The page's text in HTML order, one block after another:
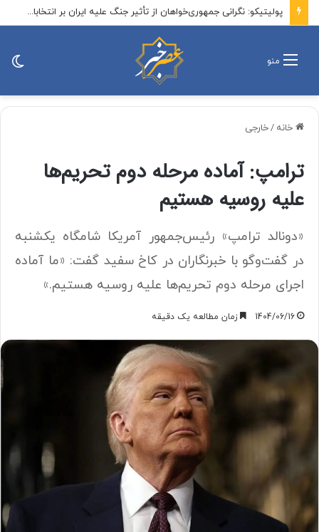
هشدار درباره فروش حواله‌های صوری خودروهای وارداتی
منو
خانه /خارجی
ترامپ: آماده مرحله دوم تحریم‌ها
علیه روسیه هستیم
«دونالد ترامپ» رئیس‌جمهور آمریکا شامگاه یکشنبه
در گفت‌وگو با خبرنگاران در کاخ سفید گفت: «ما آماده
اجرای مرحله دوم تحریم‌ها علیه روسیه هستیم.»
1404/06/16 زمان مطالعه یک دقیقه